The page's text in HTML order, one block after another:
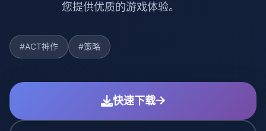
您提供优质的游戏体验。
#ACT神作 #策略
快速下载